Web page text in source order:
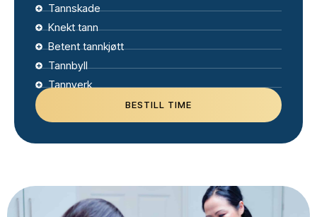
Tannskade
Knekt tann
Betent tannkjøtt
Tannbyll
Tannverk
BESTILL TIME